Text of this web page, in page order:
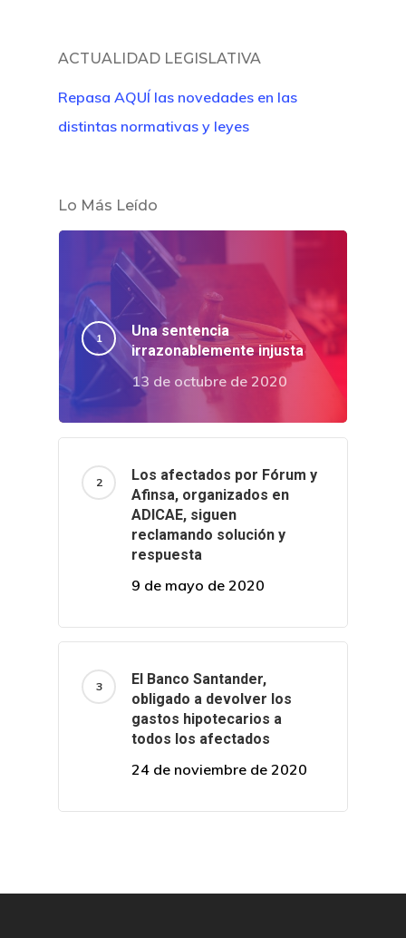
ACTUALIDAD LEGISLATIVA
Repasa AQUÍ las novedades en las
distintas normativas y leyes
Lo Más Leído
Una sentencia
irrazonablemente injusta
13 de octubre de 2020
Los afectados por Fórum y
Afinsa, organizados en
ADICAE, siguen
reclamando solución y
respuesta
9 de mayo de 2020
El Banco Santander,
obligado a devolver los
gastos hipotecarios a
todos los afectados
24 de noviembre de 2020